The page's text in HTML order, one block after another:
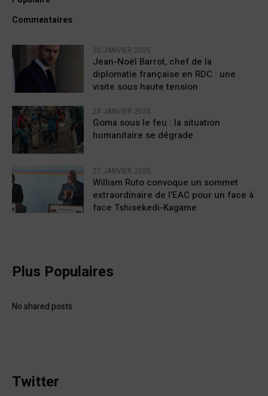
Commentaires
30 JANVIER 2025
Jean-Noël Barrot, chef de la
diplomatie française en RDC : une
visite sous haute tension
28 JANVIER 2025
Goma sous le feu : la situation
humanitaire se dégrade
27 JANVIER 2025
William Ruto convoque un sommet
extraordinaire de l’EAC pour un face à
face Tshisekedi-Kagame
Plus Populaires
No shared posts
Twitter